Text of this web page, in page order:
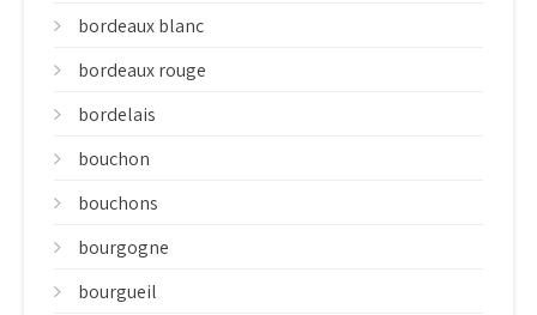
bordeaux blanc
bordeaux rouge
bordelais
bouchon
bouchons
bourgogne
bourgueil